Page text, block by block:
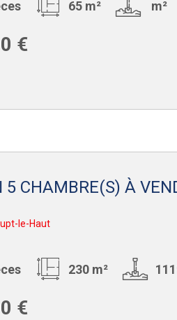
65 m² m²
€
5 CHAMBRE(S) À
le-Haut
230 m²
€